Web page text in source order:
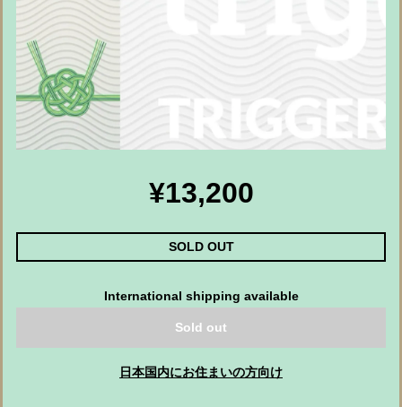
¥13,200
SOLD OUT
International shipping available
Sold out
日本国内にお住まいの方向け